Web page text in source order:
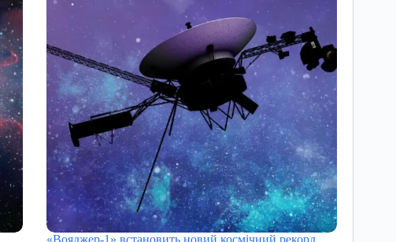
«Вояджер-1» встановить новий космічний рекорд